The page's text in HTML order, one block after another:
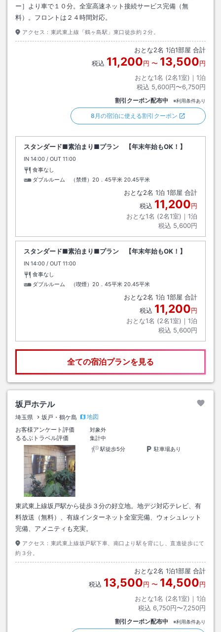
ー］より車で１０分。全室高速ネット接続サービス完備（無
料）。フロントは２４時間対応。
アクセス： 東武東上線「鶴ヶ島駅」東口徒歩約２分。
おとな2名 1泊1部屋 合計
税込 11,200円 〜 13,500円
おとな1名 (2名1室)｜ 1泊
税込 5,600円〜6,750円
割引クーポン配布中 ※利用条件あり
8月の宿泊に使える割引クーポン
スタンダード■素泊まり■プラン 【年末年始もOK！】
IN チェックイン
14:00 / OUT チェックアウト
11:00
食事なし
ダブルルーム （禁煙）20．45平米 20.45平米
おとな2名 1泊 1部屋 合計
税込 11,200円
おとな1名 (2名1室)｜ 1泊
税込 5,600円
スタンダード■素泊まり■プラン 【年末年始もOK！】
IN チェックイン
14:00 / OUT チェックアウト
11:00
食事なし
ダブルルーム （喫煙）20．45平米 20.45平米
おとな2名 1泊 1部屋 合計
税込 11,200円
おとな1名 (2名1室)｜ 1泊
税込 5,600円
全ての宿泊プランを見る
坂戸ホテル
埼玉県 坂戸・鶴ケ島
地図
お客様アンケート評価
対象外
るるぶトラベル評価
集計中
駅徒歩5分
駐車場あり
東武東上線坂戸駅から徒歩３分の好立地。地デジ対応テレビ、有
料放送（無料）、有線インターネット全室完備、ウォシュレット
完備、アメニティも充実。
アクセス： 東武東上線坂戸駅下車、南口より駅を背にし、直進徒歩にて
約３分。
おとな2名 1泊1部屋 合計
税込 13,500円 〜 14,500円
おとな1名 (2名1室)｜ 1泊
税込 6,750円〜7,250円
割引クーポン配布中 ※利用条件あり